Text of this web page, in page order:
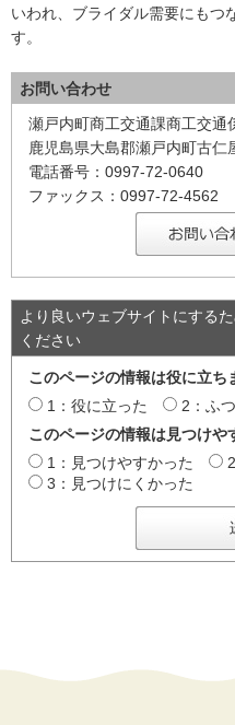
いわれ、ブライダル需要にもつ
す。
お問い合わせ
瀬戸内町商工交通課商工交通
鹿児島県大島郡瀬戸内町古
電話番号：0997-72-0640
ファックス：0997-72-4562
より良いウェブサイトにする
ください
このページの情報は役に立ち
1：役に立った
2：ふ
このページの情報は見つけや
1：見つけやすかった
3：見つけにくかった